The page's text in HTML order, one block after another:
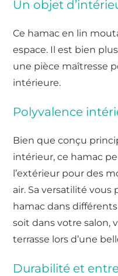
Un objet
Ce hamac en lin
espace. Il est bien
une pièce maîtresse
intérieure.
Polyvalence
Bien que conçu
intérieur, ce hamac
l’extérieur pour des
air. Sa versatilité
hamac dans
soit dans votre salon,
terrasse lors d’une
Durabilité et